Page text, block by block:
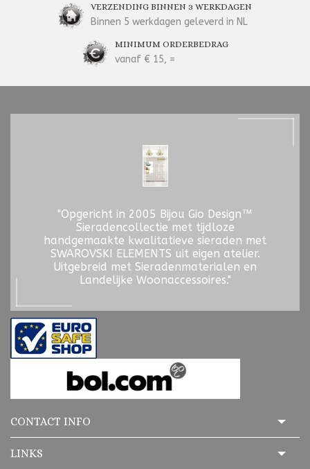
VERZENDING BINNEN 3 WERKDAGEN
Binnen 5 werkdagen geleverd in NL
MINIMUM ORDERBEDRAG
vanaf € 15, =
"Opgericht in 2005 Bijou Gio Design™
Sieradencollectie met tijdloze
handgemaakte kwalitatieve sieraden met
SWAROVSKI ELEMENTS uit eigen atelier.
Uitgebreid met Sieradenmaterialen en
Landelijke Woonaccessoires."
CONTACT INFO
LINKS